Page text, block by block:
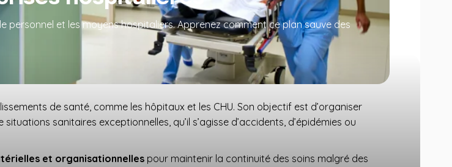
personnel et les moyens hospitaliers. Apprenez comment ce plan sauve des
de santé, comme les hôpitaux et les CHU. Son objectif est d’organiser
situations sanitaires exceptionnelles, qu’il s’agisse d’accidents, d’épidémies ou
et organisationnelles pour maintenir la continuité des soins malgré des